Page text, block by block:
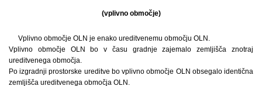
(vplivno območje)
Vplivno območje OLN je enako ureditvenemu območju OLN.
Vplivno območje OLN bo v času gradnje zajemalo zemljišča znotraj
ureditvenega območja.
Po izgradnji prostorske ureditve bo vplivno območje OLN obsegalo identična
zemljišča ureditvenega območja OLN.